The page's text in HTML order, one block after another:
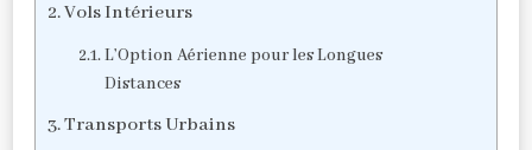
Vols Intérieurs
L’Option Aérienne pour les Longues
Distances
Transports Urbains